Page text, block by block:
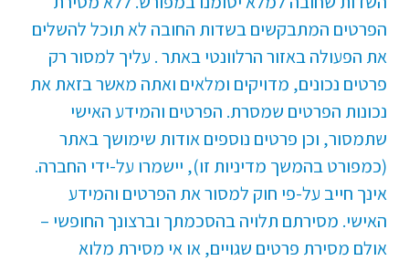
הפרטים המתבקשים בשדות החובה לא תוכל להשלים
את הפעולה באזור הרלוונטי באתר . עליך למסור רק
פרטים נכונים, מדויקים ומלאים ואתה מאשר בזאת את
נכונות הפרטים שמסרת. הפרטים והמידע האישי
שתמסור, וכן פרטים נוספים אודות שימושך באתר
(כמפורט בהמשך מדיניות זו), יישמרו על-ידי החברה.
אינך חייב על-פי חוק למסור את הפרטים והמידע
האישי. מסירתם תלויה בהסכמתך וברצונך החופשי –
אולם מסירת פרטים שגויים, או אי מסירת מלוא